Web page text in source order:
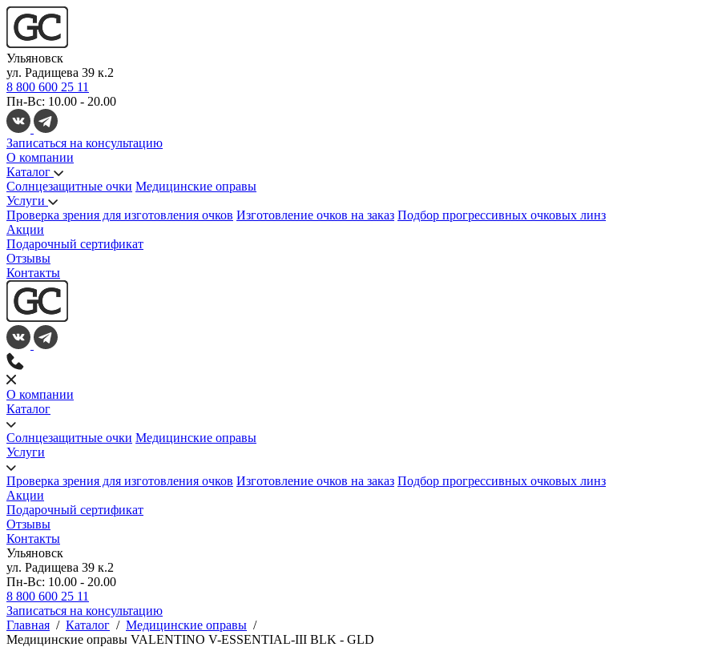
Ульяновск
ул. Радищева 39 к.2
8 800 600 25 11
Пн-Вс: 10.00 - 20.00
Записаться на консультацию
О компании
Каталог
Солнцезащитные очки Медицинские оправы
Услуги
Проверка зрения для изготовления очков Изготовление очков на заказ Подбор прогрессивных очковых линз
Акции
Подарочный сертификат
Отзывы
Контакты
О компании
Каталог
Солнцезащитные очки Медицинские оправы
Услуги
Проверка зрения для изготовления очков Изготовление очков на заказ Подбор прогрессивных очковых линз
Акции
Подарочный сертификат
Отзывы
Контакты
Ульяновск
ул. Радищева 39 к.2
Пн-Вс: 10.00 - 20.00
8 800 600 25 11
Записаться на консультацию
Главная / Каталог / Медицинские оправы /
Медицинские оправы VALENTINO V-ESSENTIAL-III BLK - GLD